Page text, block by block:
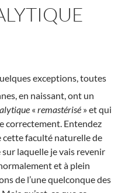
exceptions, toutes
en naissant, ont un
« remastérisé » et qui
correctement. Entendez
cette faculté naturelle de
laquelle je vais revenir
et à plein
de l’une quelconque des